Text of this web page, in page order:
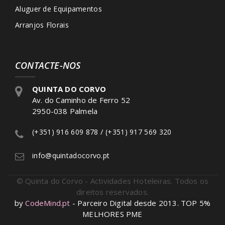
(Decoradora) pela paixão e excelência do seu
trabalho.
Clientes Felizes
Este foi o nosso dia.. estava tudo lindo e
maravilhoso.. a comida estava ótima e todo o staff
esteve 5*..
mais clientes felizes
Clientes Felizes
Ontem não tivemos oportunidade de agradecer mas
queriamos fazê-lo, do fundo do coração, porque
tivemos um copo de água maravilhoso que foi
Aluguer de Equipamentos
Arranjos Florais
CONTACTE-NOS
QUINTA DO CORVO
Av. do Caminho de Ferro 52
2950-038 Palmela
(+351) 916 609 878 /(+351) 917 569 320
info@quintadocorvo.pt
© Quinta do Corvo - Actividades Hoteleiras. Todos os
direitos reservados.
byCodeMind.pt - Parceiro Digital desde 2013. TOP 5%
MELHORES PME